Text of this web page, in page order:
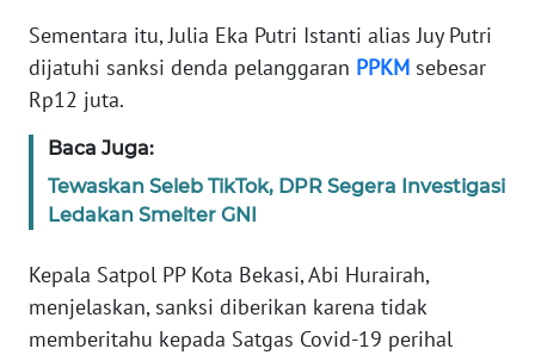
Sementara itu, Julia Eka Putri Istanti alias Juy Putri
dijatuhi sanksi denda pelanggaran PPKM sebesar
Rp12 juta.
Baca Juga:
Tewaskan Seleb TikTok, DPR Segera Investigasi
Ledakan Smelter GNI
Kepala Satpol PP Kota Bekasi, Abi Hurairah,
menjelaskan, sanksi diberikan karena tidak
memberitahu kepada Satgas Covid-19 perihal
REDAKSI
KARIR
DISCLAIMER
Wahana
News
WN
SUMUT